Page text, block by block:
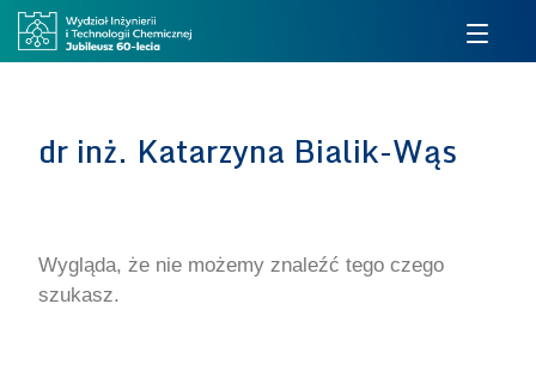
dr inż. Katarzyna Bialik-Wąs
Wygląda, że nie możemy znaleźć tego czego
szukasz.